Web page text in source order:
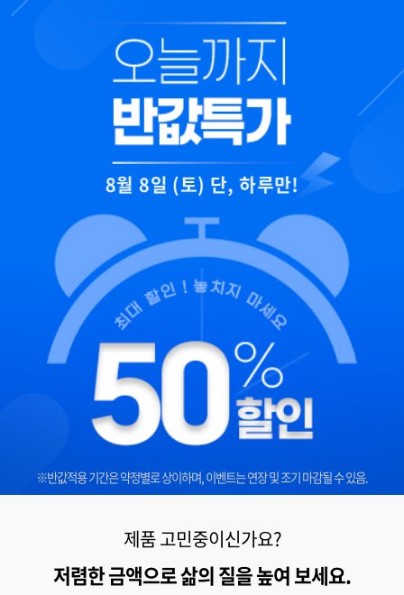
8월 8일 (토) 단, 하루만!
※반값적용 기간은 약정별로 상이하며, 이벤트는 연장 및 조기 마감될 수 있음.
제품 고민중이신가요?
저렴한 금액으로 삶의 질을 높여 보세요.